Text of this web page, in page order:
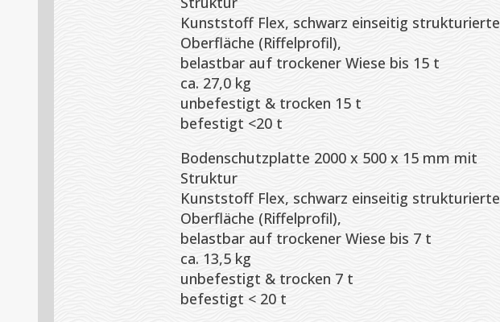
Kunststoff Flex, schwarz einseitig strukturierte
Oberfläche (Riffelprofil),
belastbar auf trockener Wiese bis 15 t
ca. 27,0 kg
unbefestigt & trocken 15 t
befestigt <20 t
Bodenschutzplatte 2000 x 500 x 15 mm mit
Struktur
Kunststoff Flex, schwarz einseitig strukturierte
Oberfläche (Riffelprofil),
belastbar auf trockener Wiese bis 7 t
ca. 13,5 kg
unbefestigt & trocken 7 t
befestigt < 20 t